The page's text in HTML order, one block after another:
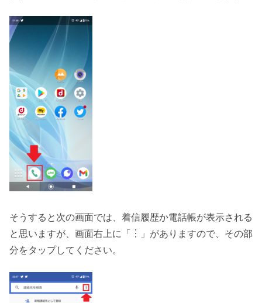
そうすると次の画面では、着信履歴か電話帳が表示される
と思いますが、画面右上に「︙」がありますので、その部
分をタップしてください。